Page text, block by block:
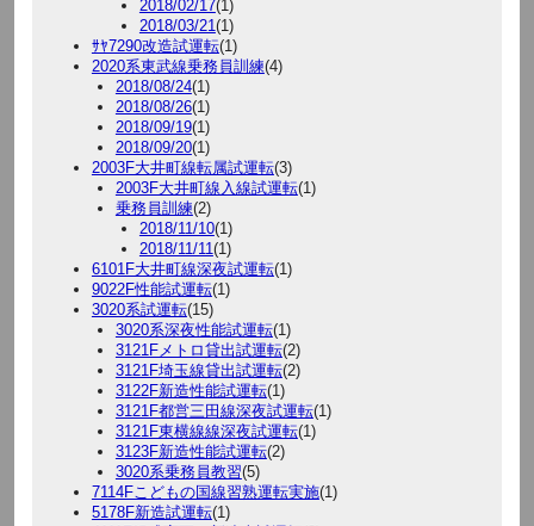
2018/02/17(1)
2018/03/21 (1)
ｻﾔ7290改造試運転(1)
2020系東武線乗務員訓練(4)
2018/08/24(1)
2018/08/26(1)
2018/09/19(1)
2018/09/20(1)
2003F大井町線転属試運転(3)
2003F大井町線入線試運転(1)
乗務員訓練(2)
2018/11/10(1)
2018/11/11 (1)
6101F大井町線深夜試運転(1)
9022F性能試運転(1)
3020系試運転(15)
3020系深夜性能試運転(1)
3121Fメトロ貸出試運転(2)
3121F埼玉線貸出試運転(2)
3122F新造性能試運転(1)
3121F都営三田線深夜試運転(1)
3121F東横線線深夜試運転(1)
3123F新造性能試運転(2)
3020系乗務員教習(5)
7114Fこどもの国線習熟運転実施(1)
5178F新造試運転(1)